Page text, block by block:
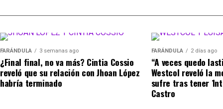
“Lo conocí hace siete años, ha
más impactante de la historia
bajos y altos, siempre estuvo
(Recuerda dar clic en la imagen)
FARÁNDULA 3 semanas ago
¿Final final, no va más? Cintia Cossio
reveló que su relación con Jhoan López
habría terminado
FARÁNDULA 2 días ago
“A veces quedo
Westcol reveló la
sufre tras tener
Castro